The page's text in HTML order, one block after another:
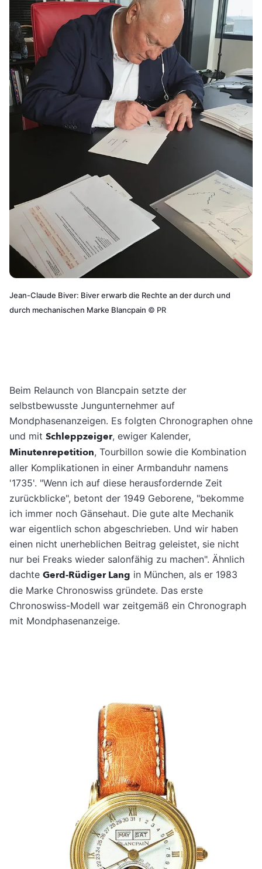
Jean-Claude Biver: Biver erwarb die Rechte an der durch und
durch mechanischen Marke Blancpain © PR
Beim Relaunch von Blancpain setzte der
selbstbewusste Jungunternehmer auf
Mondphasenanzeigen. Es folgten Chronographen ohne
und mit Schleppzeiger, ewiger Kalender,
Minutenrepetition, Tourbillon sowie die Kombination
aller Komplikationen in einer Armbanduhr namens
'1735'. "Wenn ich auf diese herausfordernde Zeit
zurückblicke", betont der 1949 Geborene, "bekomme
ich immer noch Gänsehaut. Die gute alte Mechanik
war eigentlich schon abgeschrieben. Und wir haben
einen nicht unerheblichen Beitrag geleistet, sie nicht
nur bei Freaks wieder salonfähig zu machen". Ähnlich
dachte Gerd-Rüdiger Lang in München, als er 1983
die Marke Chronoswiss gründete. Das erste
Chronoswiss-Modell war zeitgemäß ein Chronograph
mit Mondphasenanzeige.